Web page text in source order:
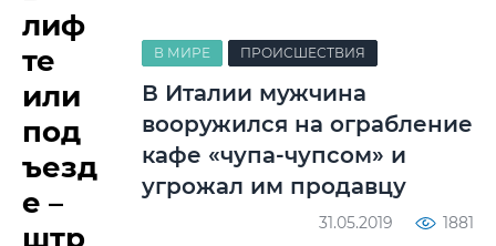
лиф
те
или
под
ъезд
е –
штр
В МИРЕ ПРОИСШЕСТВИЯ
В Италии мужчина
вооружился на ограбление
кафе «чупа-чупсом» и
угрожал им продавцу
31.05.2019 1881